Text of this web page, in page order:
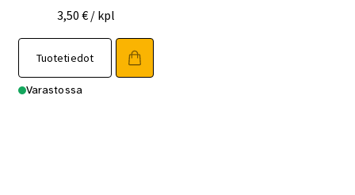
3,50 € / kpl
Tuotetiedot
Varastossa